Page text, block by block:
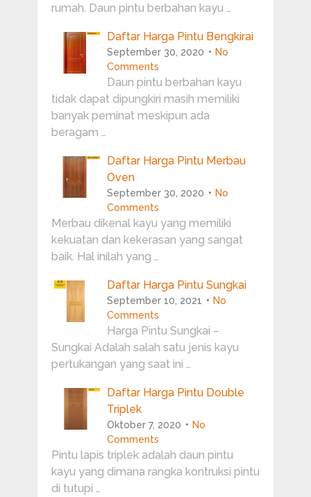
rumah. Daun pintu berbahan kayu …
Daftar Harga Pintu Bengkirai
September 30, 2020
No
Comments
Daun pintu berbahan kayu
tidak dapat dipungkiri masih memiliki
banyak peminat meskipun ada
beragam …
Daftar Harga Pintu Merbau
Oven
September 30, 2020
No
Comments
Merbau dikenal kayu yang memiliki
kekuatan dan kekerasan yang sangat
baik. Hal inilah yang …
Daftar Harga Pintu Sungkai
September 10, 2021
No
Comments
Harga Pintu Sungkai –
Sungkai Adalah salah satu jenis kayu
pertukangan yang saat ini …
Daftar Harga Pintu Double
Triplek
Oktober 7, 2020
No
Comments
Pintu lapis triplek adalah daun pintu
kayu yang dimana rangka kontruksi pintu
di tutupi …